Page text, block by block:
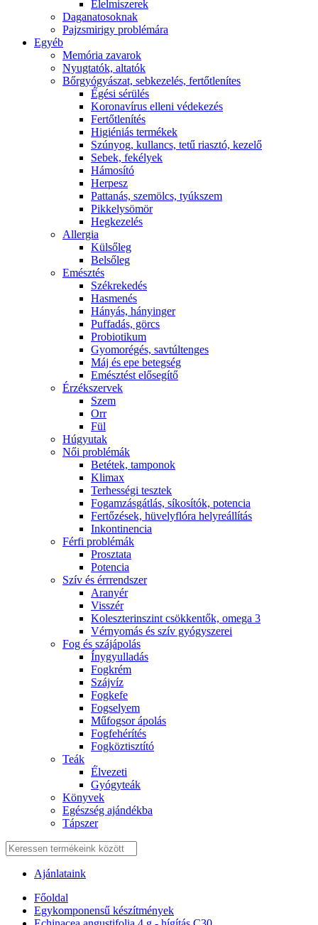
É́lelmiszerek
Daganatosoknak
Pajzsmirigy problémára
Egyéb
Memória zavarok
Nyugtatók, altatók
Bőrgyógyászat, sebkezelés, fertőtlenítes
É́gési sérülés
Koronavírus elleni védekezés
Fertőtlenítés
Higiéniás termékek
Szúnyog, kullancs, tetű riasztó, kezelő
Sebek, fekélyek
Hámosító
Herpesz
Pattanás, szemölcs, tyúkszem
Pikkelysömör
Hegkezelés
Allergia
Külsőleg
Belsőleg
Emésztés
Székrekedés
Hasmenés
Hányás, hányinger
Puffadás, görcs
Probiotikum
Gyomorégés, savtúltenges
Máj és epe betegség
Emésztést elősegítő
Érzékszervek
Szem
Orr
Fül
Húgyutak
Női problémák
Betétek, tamponok
Klimax
Terhességi tesztek
Fogamzásgátlás, síkosítók, potencia
Fertőzések, hüvelyflóra helyreállítás
Inkontinencia
Férfi problémák
Prosztata
Potencia
Szív és érrrendszer
Aranyér
Visszér
Koleszterinszint csökkentők, omega 3
Vérnyomás és szív gyógyszerei
Fog és szájápolás
Í́nygyulladás
Fogkrém
Szájvíz
Fogkefe
Fogselyem
Műfogsor ápolás
Fogfehérítés
Fogköztisztító
Teák
É́lvezeti
Gyógyteák
Könyvek
Egészség ajándékba
Tápszer
Ajánlataink
Főoldal
Egykomponensű készítmények